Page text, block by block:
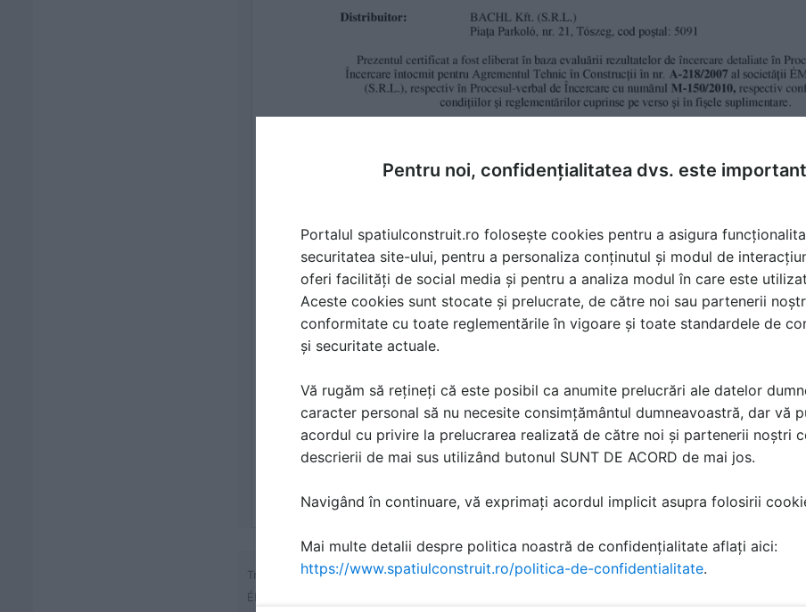
Traducere din limba maghiară
ÉMI Építésügyi Minőségellenőrző Innovációs Nonprofit Kft.
Pentru noi, confidențialitatea dvs. este
Portalul spatiulconstruit.ro folosește cookies pentru a asigura
securitatea site-ului, pentru a personaliza conținutul și modul de
oferi facilități de social media și pentru a analiza modul în care este
Aceste cookies sunt stocate și prelucrate, de către noi sau partenerii
conformitate cu toate reglementările în vigoare și toate standardele de
și securitate actuale.
Vă rugăm să rețineți că este posibil ca anumite prelucrări ale datelor
caracter personal să nu necesite consimțământul dumneavoastră, dar vă
acordul cu privire la prelucrarea realizată de către noi și partenerii noștri
descrierii de mai sus utilizând butonul SUNT DE ACORD de mai jos.
Navigând în continuare, vă exprimați acordul implicit asupra folosirii
Mai multe detalii despre politica noastră de confidențialitate aflați aici:
https://www.spatiulconstruit.ro/politica-de-confidentialitate.